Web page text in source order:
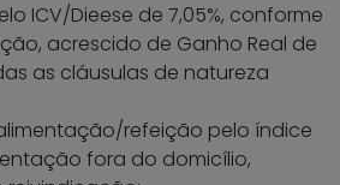
ICV/Dieese de 7,05%, conforme
acrescido de Ganho Real de
as cláusulas de natureza
refeição pelo índice
fora do domicílio,